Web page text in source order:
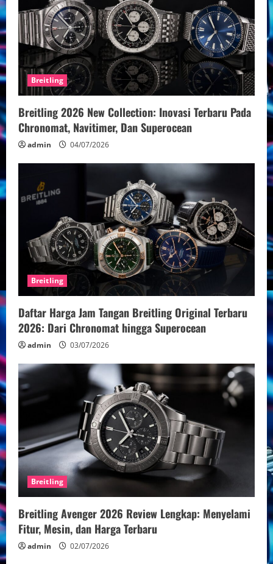
e
a
d
i
n
g
Breitling
Breitling 2026 New Collection: Inovasi Terbaru Pada
Chronomat, Navitimer, Dan Superocean
admin 04/07/2026
Breitling
Daftar Harga Jam Tangan Breitling Original Terbaru
2026: Dari Chronomat hingga Superocean
admin 03/07/2026
Breitling
Breitling Avenger 2026 Review Lengkap: Menyelami
Fitur, Mesin, dan Harga Terbaru
admin 02/07/2026